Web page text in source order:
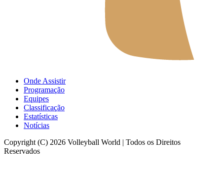
Onde Assistir
Programação
Equipes
Classificação
Estatísticas
Notícias
Copyright (C) 2026 Volleyball World | Todos os Direitos
Reservados